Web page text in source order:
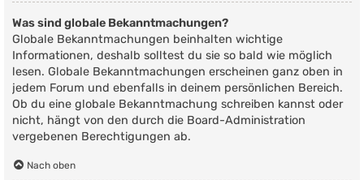
Was sind globale Bekanntmachungen?
Globale Bekanntmachungen beinhalten wichtige
Informationen, deshalb solltest du sie so bald wie möglich
lesen. Globale Bekanntmachungen erscheinen ganz oben in
jedem Forum und ebenfalls in deinem persönlichen Bereich.
Ob du eine globale Bekanntmachung schreiben kannst oder
nicht, hängt von den durch die Board-Administration
vergebenen Berechtigungen ab.
Nach oben